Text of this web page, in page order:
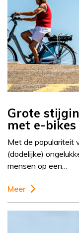
Grote
met e-
Met de populariteit
(dodelijke)
mensen op een…
Meer